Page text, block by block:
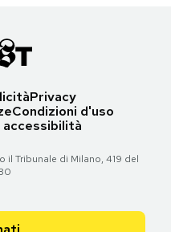
Privacy
Condizioni d'uso
accessibilità
il Tribunale di Milano, 419 del